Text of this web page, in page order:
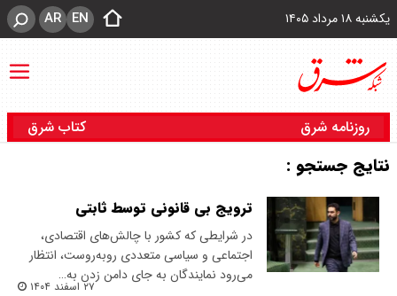
یکشنبه ۱۸ مرداد ۱۴۰۵ EN
AR
روزنامه شرق کتاب شرق
نتایج جستجو :
ترویج بی قانونی توسط ثابتی
در شرایطی که کشور با چالش‌های اقتصادی،
اجتماعی و سیاسی متعددی روبه‌روست، انتظار
می‌رود نمایندگان به جای دامن زدن به…
۲۷ اسفند ۱۴۰۴